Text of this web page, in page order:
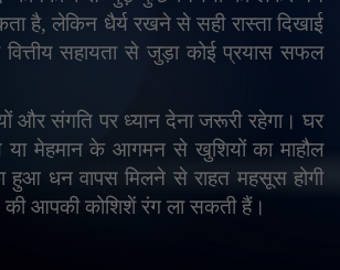
है,लेकिन धैर्य रखने से सही रास्ता दिखाई
सहायता से जुड़ा कोई प्रयास सफल
और संगति पर ध्यान देना जरूरी रहेगा। घर
मेहमान के आगमन से खुशियों का माहौल
हुआ धन वापस मिलने से राहत महसूस होगी
आपकी कोशिशें रंग ला सकती हैं।